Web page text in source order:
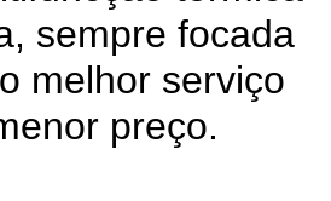
sempre focada
melhor serviço
preço.